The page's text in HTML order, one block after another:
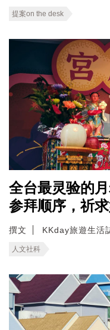
提案on the desk
全台最灵验的
参拜顺序，祈
撰文 KKday旅遊生活
人文社科